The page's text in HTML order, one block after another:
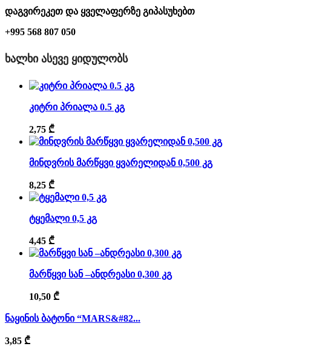
დაგვირეკეთ და ყველაფერზე გიპასუხებთ
+995 568 807 050
ᲮᲐᲚᲮᲘ ᲐᲡᲔᲕᲔ ᲧᲘᲓᲣᲚᲝᲑᲡ
კიტრი პრიალა 0.5 კგ
2,75 ₾
მინდვრის მარწყვი ყვარელიდან 0,500 კგ
8,25 ₾
ტყემალი 0,5 კგ
4,45 ₾
მარწყვი სან –ანდრეასი 0,300 კგ
10,50 ₾
ნაყინის ბატონი “MARS&#82...
3,85 ₾